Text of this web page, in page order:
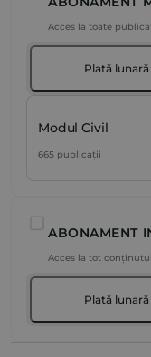
Acces la toate
Plată lunară
Modul Civil
665 publicații
ABONAMENT
Acces la tot
Plată lunară